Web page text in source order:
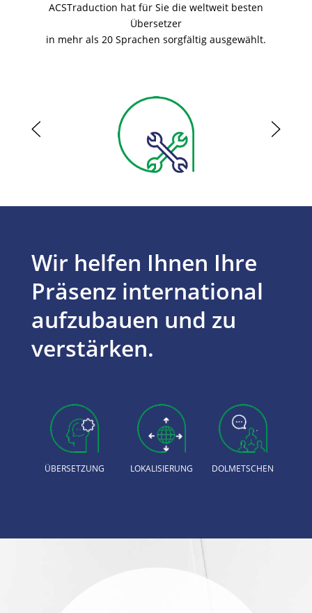
ACSTraduction hat für Sie die weltweit besten
Übersetzer
in mehr als 20 Sprachen sorgfältig ausgewählt.
Wir helfen Ihnen Ihre
Präsenz international
aufzubauen und zu
verstärken.
ÜBERSETZUNG LOKALISIERUNG DOLMETSCHEN